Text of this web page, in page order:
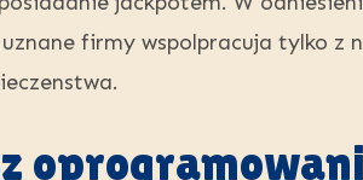
firmy wspolpracuja tylko z